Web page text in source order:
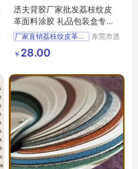
丞夫背胶厂家批发荔枝纹皮
革面料涂胶 礼品包装盒专用
自粘皮革加工
厂家直销荔枝纹皮革面料背胶
背胶自粘皮革
背胶皮革 自粘皮革
东莞市丞
￥ 28.00